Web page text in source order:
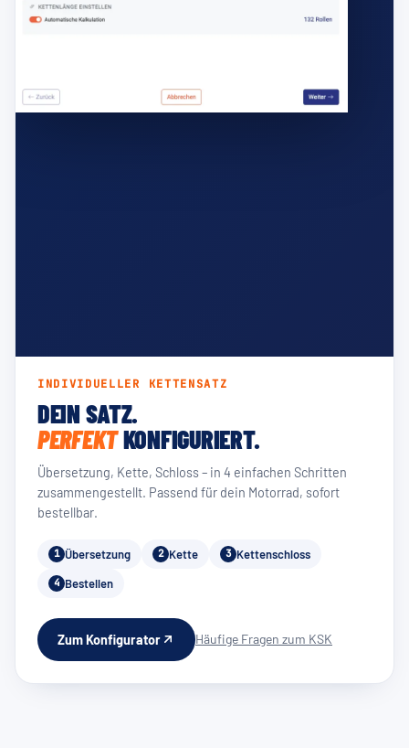
INDIVIDUELLER KETTENSATZ
DEIN SATZ.
PERFEKTKONFIGURIERT.
Übersetzung, Kette, Schloss – in 4 einfachen Schritten
zusammengestellt. Passend für dein Motorrad, sofort
bestellbar.
1 Übersetzung 2 Kette 3 Kettenschloss
4 Bestellen
Zum Konfigurator Häufige Fragen zum KSK